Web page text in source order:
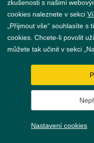
zkušenosti s našimi
cookies naleznete v sekci
„Přijmout vše“ souhlasíte
cookies. Chcete-li povolit
můžete tak učinit v sekci
Nastavení cookies